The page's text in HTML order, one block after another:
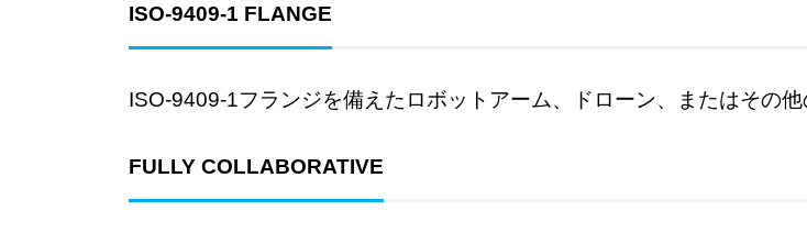
ISO-9409-1 FLANGE
ISO-9409-1フランジを備えたロボットアーム、ドローン、またはその他
FULLY COLLABORATIVE